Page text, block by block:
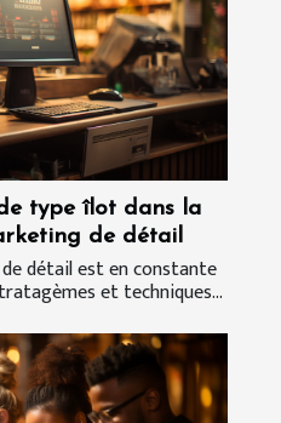
type îlot dans la
de détail
détail est en constante
et techniques...